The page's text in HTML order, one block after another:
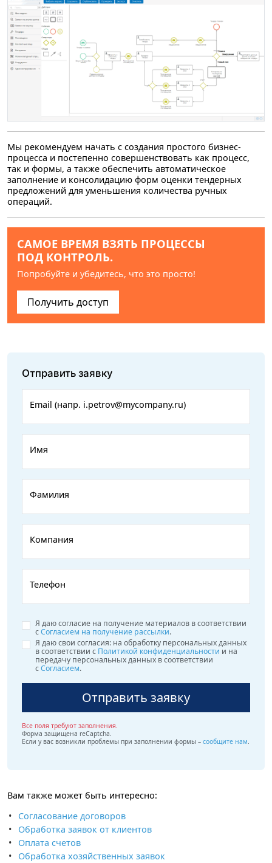
Мы рекомендуем начать с создания простого бизнес-
процесса и постепенно совершенствовать как процесс,
так и формы, а также обеспечить автоматическое
заполнение и консолидацию форм оценки тендерных
предложений для уменьшения количества ручных
операций.
САМОЕ ВРЕМЯ ВЗЯТЬ ПРОЦЕССЫ
ПОД КОНТРОЛЬ.
Попробуйте и убедитесь, что это просто!
Получить доступ
Отправить заявку
Email (напр. i.petrov@mycompany.ru)
Имя
Фамилия
Компания
Телефон
Я даю согласие на получение материалов в соответствии
сСогласием на получение рассылки.
Я даю свои согласия: на обработку персональных данных
в соответствии с Политикой конфиденциальности и на
передачу персональных данных в соответствии
сСогласием.
Отправить заявку
Все поля требуют заполнения.
Форма защищена reCaptcha.
Если у вас возникли проблемы при заполнении формы – сообщите нам.
Вам также может быть интересно:
Согласование договоров
Обработка заявок от клиентов
Оплата счетов
Обработка хозяйственных заявок